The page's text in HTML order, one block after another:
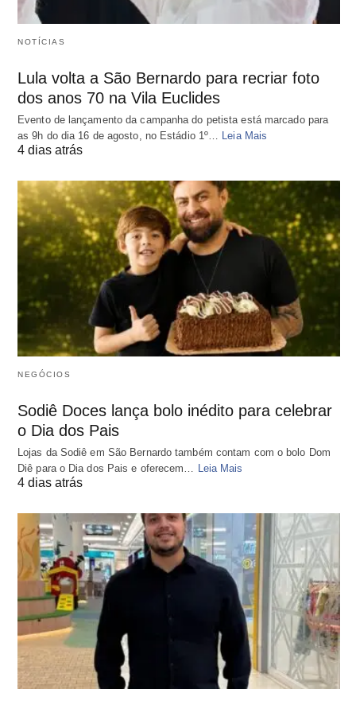
NOTÍCIAS
Lula volta a São Bernardo para recriar foto
dos anos 70 na Vila Euclides
Evento de lançamento da campanha do petista está marcado para
as 9h do dia 16 de agosto, no Estádio 1º… Leia Mais
4 dias atrás
NEGÓCIOS
Sodiê Doces lança bolo inédito para celebrar
o Dia dos Pais
Lojas da Sodiê em São Bernardo também contam com o bolo Dom
Diê para o Dia dos Pais e oferecem… Leia Mais
4 dias atrás